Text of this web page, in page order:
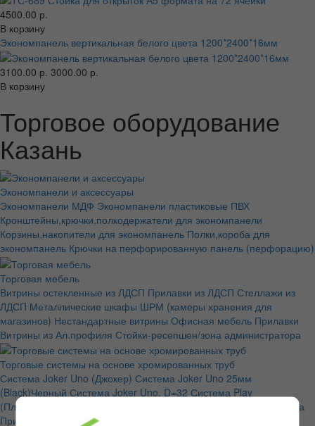
4500.00 р.
В корзину
Экономпанель вертикальная белого цвета 1200*2400*16мм
3100.00 р. 3000.00 р.
В корзину
Торговое оборудование
Казань
Экономпанели и аксессуары
Экономпанели МДФ Экономпанели пластиковые ПВХ
Кронштейны,крючки,полкодержатели для экономпанели
Корзины,накопители для экономпанель Полки,короба для
экономпанель Крючки на перфорированную панель (перфорацию)
Торговая мебель
Витрины остекленные из ЛДСП Прилавки из ЛДСП Стеллажи из
ЛДСП Металлические шкафы ШРМ (камеры хранения для
магазинов) Нестандартные витрины Офисная мебель Прилавки
Витрины из Ал.профиля Стойки-ресепшен/зона администратора
Торговые системы на основе хромированных труб
Система Joker Uno (Джокер) Система Joker Uno 25мм
(Black)Черный Система Joker Uno, D=32 Система Play
(Плей),трубы и крепежи D50мм
Система
Примо,квадратные трубы 25*25мм и крепежи